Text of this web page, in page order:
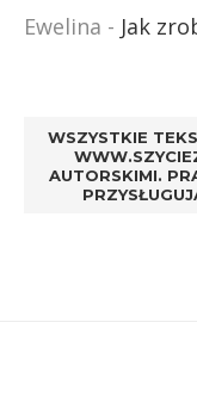
Ewelina - Jak
WSZYSTKIE
AUTORSKIMI.